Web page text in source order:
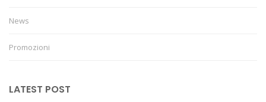
News
Promozioni
LATEST POST